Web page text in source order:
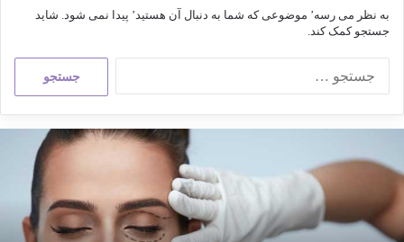
به نظر می رسه’ موضوعی که شما به دنبال آن هستید’ پیدا نمی شود. شاید
جستجو کمک کند.
مهم
جراحی
پلاستیک